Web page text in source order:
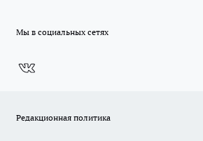
Мы в социальных сетях
Редакционная политика